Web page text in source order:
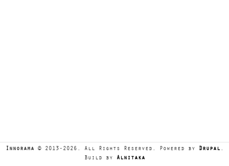
Innorama © 2013-2026. All Rights Reserved. Powered by Drupal .
Build by
Alnitaka